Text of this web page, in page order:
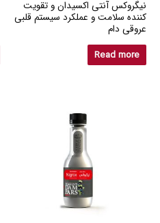
نیگروکس آنتی اکسیدان و تقویت
کننده سلامت و عملکرد سیستم قلبی
عروقی دام
Read more